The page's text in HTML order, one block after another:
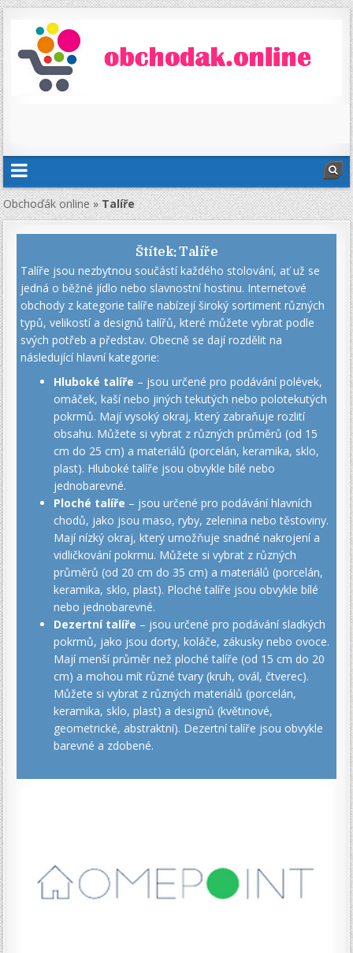
Obchoďák online»Talíře
Štítek:Talíře
Talíře jsou nezbytnou součástí každého stolování, ať už se
jedná o běžné jídlo nebo slavnostní hostinu. Internetové
obchody z kategorie talíře nabízejí široký sortiment různých
typů, velikostí a designů talířů, které můžete vybrat podle
svých potřeb a představ. Obecně se dají rozdělit na
následující hlavní kategorie:
Hluboké talíře – jsou určené pro podávání polévek,
omáček, kaší nebo jiných tekutých nebo polotekutých
pokrmů. Mají vysoký okraj, který zabraňuje rozlití
obsahu. Můžete si vybrat z různých průměrů (od 15
cm do 25 cm) a materiálů (porcelán, keramika, sklo,
plast). Hluboké talíře jsou obvykle bílé nebo
jednobarevné.
Ploché talíře – jsou určené pro podávání hlavních
chodů, jako jsou maso, ryby, zelenina nebo těstoviny.
Mají nízký okraj, který umožňuje snadné nakrojení a
vidličkování pokrmu. Můžete si vybrat z různých
průměrů (od 20 cm do 35 cm) a materiálů (porcelán,
keramika, sklo, plast). Ploché talíře jsou obvykle bílé
nebo jednobarevné.
Dezertní talíře – jsou určené pro podávání sladkých
pokrmů, jako jsou dorty, koláče, zákusky nebo ovoce.
Mají menší průměr než ploché talíře (od 15 cm do 20
cm) a mohou mít různé tvary (kruh, ovál, čtverec).
Můžete si vybrat z různých materiálů (porcelán,
keramika, sklo, plast) a designů (květinové,
geometrické, abstraktní). Dezertní talíře jsou obvykle
barevné a zdobené.